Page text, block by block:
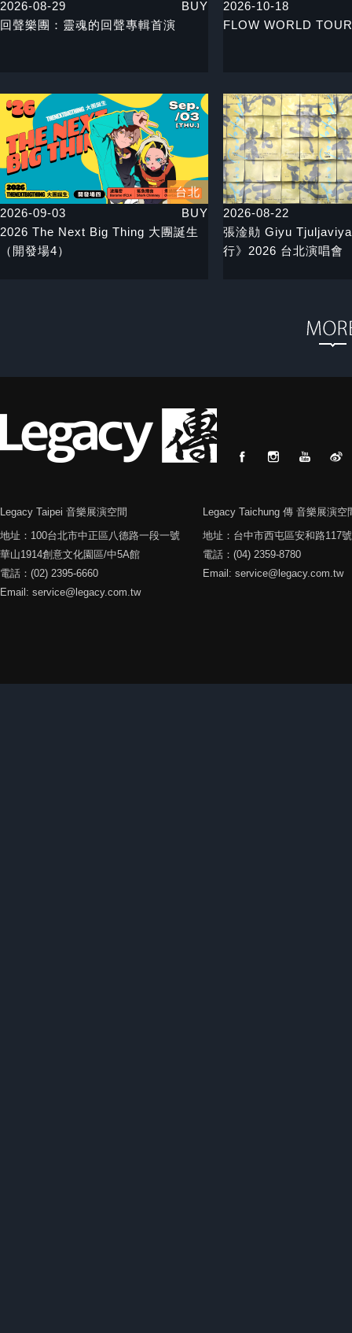
2026-08-29
BUY
回聲樂團：靈魂的回聲專輯首演
2026-10-18
FLOW WORLD
台北
2026-09-03
BUY
2026 The Next Big Thing 大團誕生
（開發場4）
2026-08-22
張淦勛 Giyu
行》2026 台北演唱會
Legacy Taipei 音樂展演空間
Legacy Taichung 傳 音樂展演空
地址：100台北市中正區八德路一段一號
華山1914創意文化園區/中5A館
電話：(02) 2395-6660
Email: service@legacy.com.tw
地址：台中市西屯區安和路117號
電話：(04) 2359-8780
Email: service@legacy.com.tw